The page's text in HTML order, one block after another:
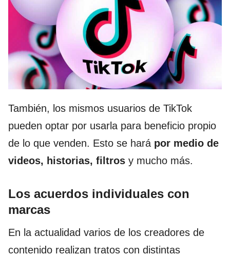
También, los mismos usuarios de TikTok
pueden optar por usarla para beneficio propio
de lo que venden. Esto se hará por medio de
videos, historias, filtros y mucho más.
Los acuerdos individuales con
marcas
En la actualidad varios de los creadores de
contenido realizan tratos con distintas